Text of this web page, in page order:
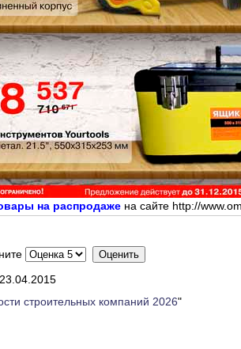
на распродаже на сайте http://
строительных компаний 2026"